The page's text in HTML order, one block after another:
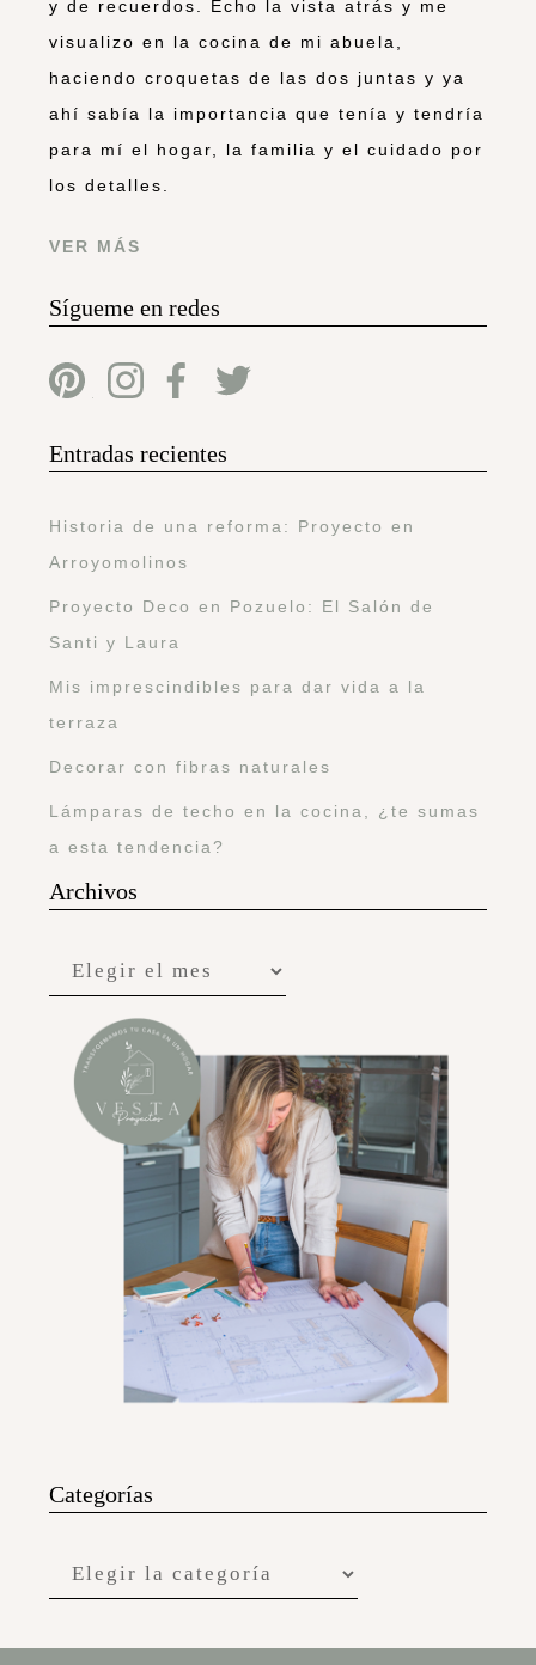
y de recuerdos. Echo la vista atrás y me
visualizo en la cocina de mi abuela,
haciendo croquetas de las dos juntas y ya
ahí sabía la importancia que tenía y tendría
para mí el hogar, la familia y el cuidado por
los detalles.
VER MÁS
Sígueme en redes
Entradas recientes
Historia de una reforma: Proyecto en
Arroyomolinos
Proyecto Deco en Pozuelo: El Salón de
Santi y Laura
Mis imprescindibles para dar vida a la
terraza
Decorar con fibras naturales
Lámparas de techo en la cocina, ¿te sumas
a esta tendencia?
Archivos
Categorías